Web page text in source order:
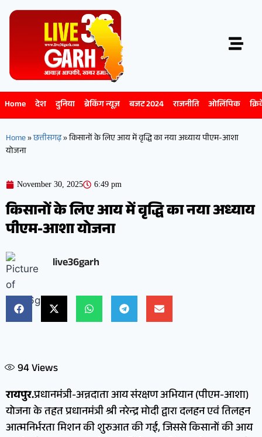
Home देश दुनिया ब्रेकिंग न्यूज़ बजट 2024 राजनीति ओलिंपिक
Home»छत्तीसगढ़»किसानों के लिए आय में वृद्धि का नया अध्याय पीएम-आशा
योजना
November 30, 2025 6:49 pm
किसानों के लिए आय में वृद्धि का नया अध्याय
पीएम-आशा योजना
live36garh
94Views
रायपुर.प्रधानमंत्री-अन्नदाता आय संरक्षण अभियान (पीएम-आशा)
योजना के तहत प्रधानमंत्री श्री नरेन्द्र मोदी द्वारा दलहन एवं तिलहन
आत्मनिर्भरता मिशन की शुरुआत की गई, जिससे किसानों की आय